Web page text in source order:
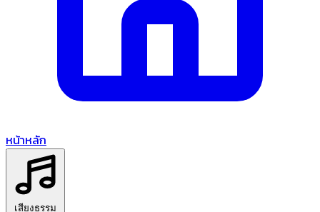
หน้าหลัก
เสียงธรรม